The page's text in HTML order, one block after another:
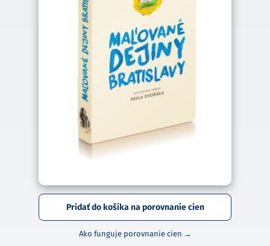
Pridať do košíka na porovnanie cien
Ako funguje porovnanie cien →